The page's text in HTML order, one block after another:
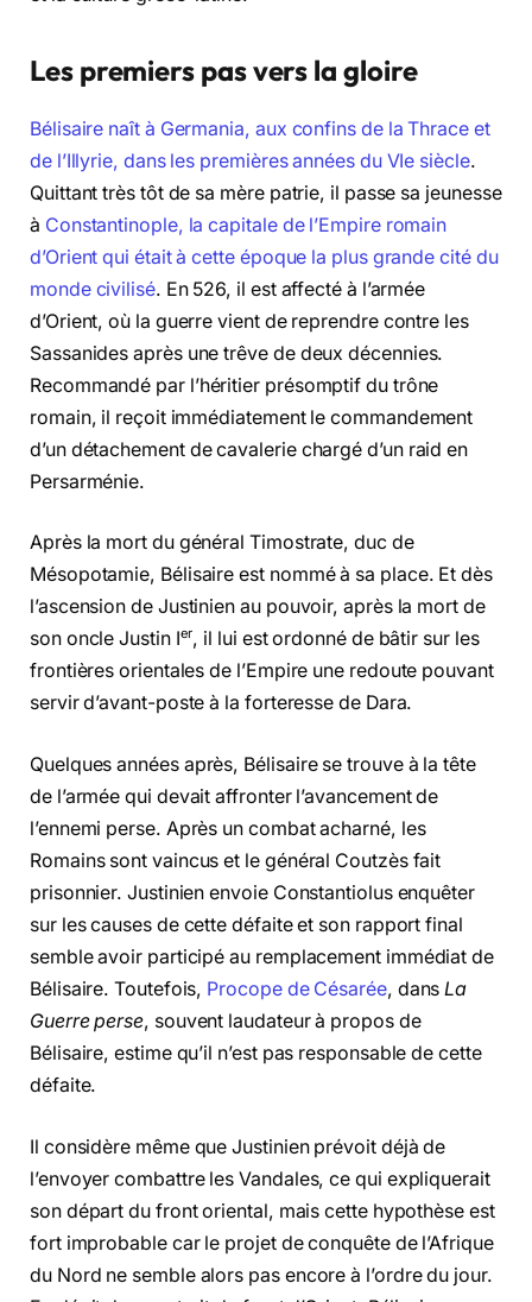
Les premiers pas vers la gloire
Bélisaire naît à Germania, aux confins de la Thrace et
de l’Illyrie, dans les premières années du VIe siècle.
Quittant très tôt de sa mère patrie, il passe sa jeunesse
à Constantinople, la capitale de l’Empire romain
d’Orient qui était à cette époque la plus grande cité du
monde civilisé. En 526, il est affecté à l’armée
d’Orient, où la guerre vient de reprendre contre les
Sassanides après une trêve de deux décennies.
Recommandé par l’héritier présomptif du trône
romain, il reçoit immédiatement le commandement
d’un détachement de cavalerie chargé d’un raid en
Persarménie.
Après la mort du général Timostrate, duc de
Mésopotamie, Bélisaire est nommé à sa place. Et dès
l’ascension de Justinien au pouvoir, après la mort de
son oncle Justin Ier, il lui est ordonné de bâtir sur les
frontières orientales de l’Empire une redoute pouvant
servir d’avant-poste à la forteresse de Dara.
Quelques années après, Bélisaire se trouve à la tête
de l’armée qui devait affronter l’avancement de
l’ennemi perse. Après un combat acharné, les
Romains sont vaincus et le général Coutzès fait
prisonnier. Justinien envoie Constantiolus enquêter
sur les causes de cette défaite et son rapport final
semble avoir participé au remplacement immédiat de
Bélisaire. Toutefois, Procope de Césarée, dansLa
Guerre perse, souvent laudateur à propos de
Bélisaire, estime qu’il n’est pas responsable de cette
défaite.
Il considère même que Justinien prévoit déjà de
l’envoyer combattre les Vandales, ce qui expliquerait
son départ du front oriental, mais cette hypothèse est
fort improbable car le projet de conquête de l’Afrique
du Nord ne semble alors pas encore à l’ordre du jour.